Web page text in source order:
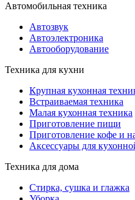
Автомобильная техника
Автозвук
Автоэлектроника
Автооборудование
Техника для кухни
Крупная кухонная
Встраиваемая техника
Малая кухонная техника
Приготовление пищи
Приготовление кофе и
Аксессуары для
Техника для дома
Стирка, сушка и глажка